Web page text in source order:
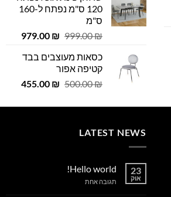
120 ס"מ נפתח ל-160
ס"מ
999.00₪
המחיר
היה:
999.00 ₪.
979.00 ₪
המחיר
כסאות מעוצבים בבד
קטיפה אפור
500.00₪
המחיר
היה:
455.00 ₪
המחיר
הוא:
LATEST NEWS
23
אוק
Hello world!
תגובה אחתעל